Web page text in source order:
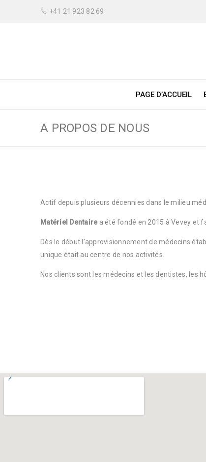
+41 21 923 82 69
PAGE D’ACCUEIL
A PROPOS DE NOUS
Actif depuis plusieurs décennies dans le milieu
Matériel Dentairea été fondé en 2015 à Vevey et
Dès le début l’approvisionnement de médecins
unique était au centre de nos activités.
Nos clients sont les médecins et les dentistes, les